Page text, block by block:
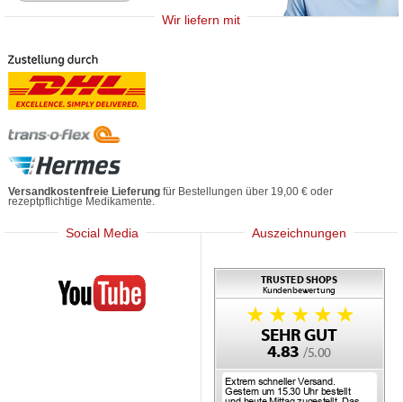
Wir liefern mit
Versandkostenfreie Lieferung für Bestellungen über 19,00 € oder
rezeptpflichtige Medikamente.
Social Media
Mediherz
Auszeichnungen